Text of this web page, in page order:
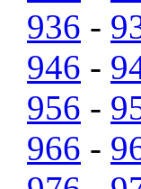
936 -
946 -
956 -
966 -